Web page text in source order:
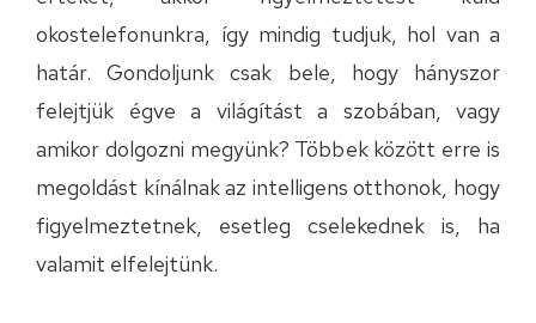
okostelefonunkra, így mindig tudjuk, hol van a
határ. Gondoljunk csak bele, hogy hányszor
felejtjük égve a világítást a szobában, vagy
amikor dolgozni megyünk? Többek között erre is
megoldást kínálnak az intelligens otthonok, hogy
figyelmeztetnek, esetleg cselekednek is, ha
valamit elfelejtünk.